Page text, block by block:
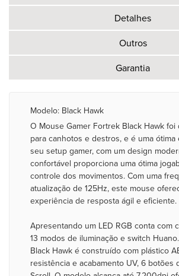
Detalhes
Outros
Garantia
Modelo: Black Hawk
O Mouse Gamer Fortrek Black Hawk
para canhotos e destros, e é uma ótima
seu setup gamer, com um design
confortável proporciona uma ótima
controle dos movimentos. Com uma
atualização de 125Hz, este mouse
experiência de resposta ágil e eficiente.
Apresentando um LED RGB conta com
13 modos de iluminação e switch
Black Hawk é construído com plástico
resistência e acabamento UV, 6 botões